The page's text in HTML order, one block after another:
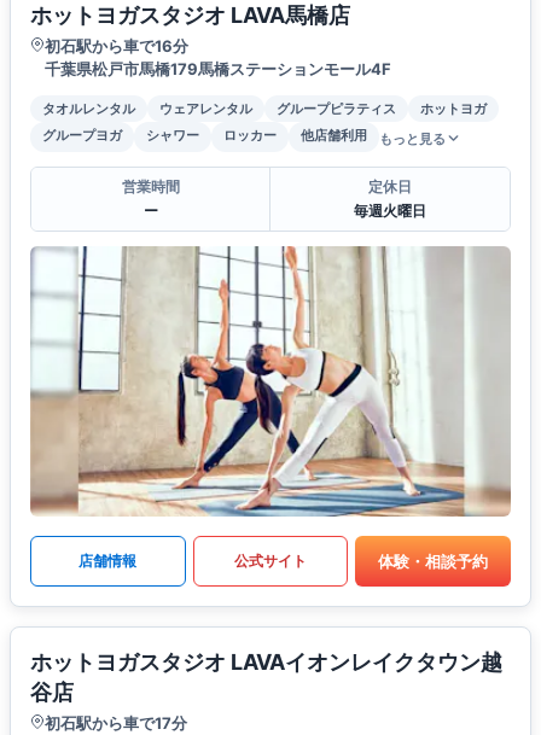
ホットヨガスタジオ LAVA馬橋店
初石駅から車で16分
千葉県松戸市馬橋179馬橋ステーションモール4F
タオルレンタル ウェアレンタル グループピラティス
ホットヨガ
グループヨガ
シャワー ロッカー 他店舗利用 もっと見る
営業時間
ー
定休日
毎週火曜日
店舗情報 公式サイト 体験・相談予約
ホットヨガスタジオ LAVAイオンレイクタウン越
谷店
初石駅から車で17分